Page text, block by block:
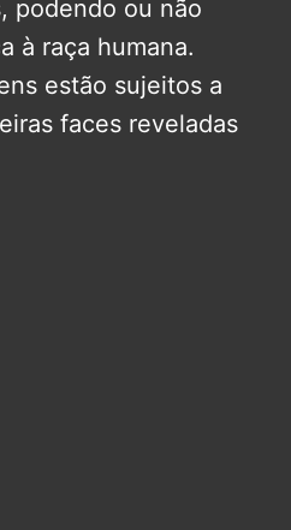
podendo ou não
à raça humana.
estão sujeitos a
faces reveladas